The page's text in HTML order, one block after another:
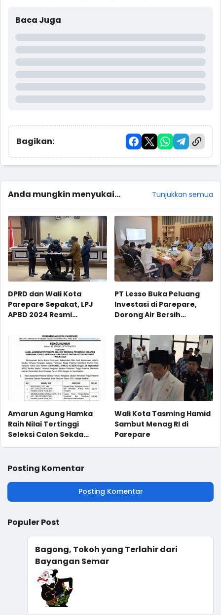
Baca Juga
Bagikan:
Anda mungkin menyukai
postingan ini
Tunjukkan semua
DPRD dan Wali Kota
Parepare Sepakat, LPJ
APBD 2024 Resmi
PT Lesso Buka Peluang
Investasi di Parepare,
Dorong Air Bersih
Amarun Agung Hamka
Raih Nilai Tertinggi
Seleksi Calon Sekda
Wali Kota Tasming Hamid
Sambut Menag RI di
Parepare
Posting Komentar
Posting Komentar
Populer Post
Bagong, Tokoh yang Terlahir dari
Bayangan Semar